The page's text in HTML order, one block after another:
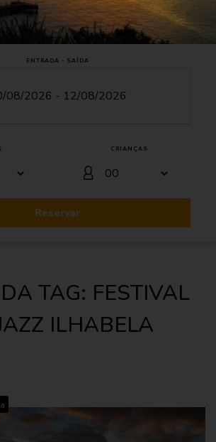
ENTRADA - SAÍDA
CRIANÇAS
Reservar
TAG: FESTIVAL
ILHABELA